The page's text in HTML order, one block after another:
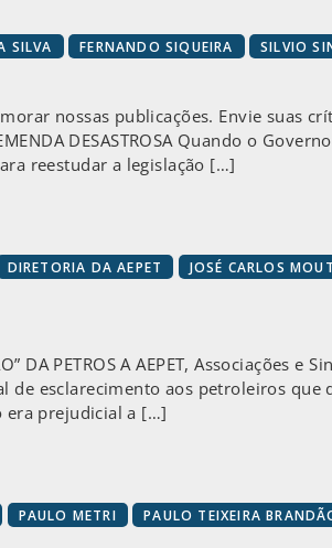
SILVA FERNANDO SIQUEIRA SILVIO
nossas publicações. Envie suas
DESASTROSA Quando o
reestudar a legislação […]
DIRETORIA DA AEPET JOSÉ CARLOS
DA PETROS A AEPET,
esclarecimento aos petroleiros que
era prejudicial a […]
PAULO METRI PAULO TEIXEIRA